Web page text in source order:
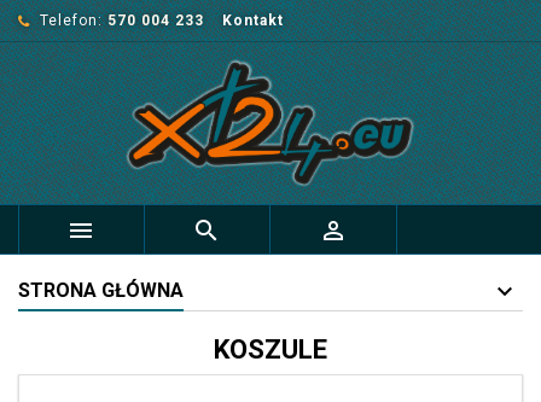
Telefon: 570 004 233 Kontakt
  
STRONA GŁÓWNA
KOSZULE